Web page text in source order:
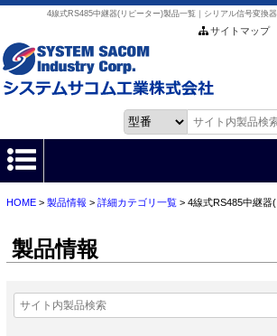
4線式RS485中継器(リピーター)製品一覧｜シリアル信号変換
サイトマップ
HOME
各種ダウンロード
HOME> 製品情報 > 詳細カテゴリ一覧> 4線式RS485中継器
製品情報